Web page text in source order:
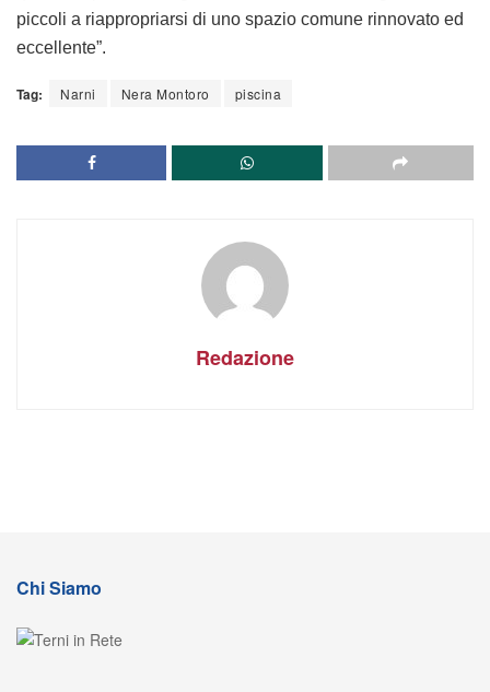
piccoli a riappropriarsi di uno spazio comune rinnovato ed
eccellente”.
Tag: Narni Nera Montoro piscina
Redazione
Chi Siamo